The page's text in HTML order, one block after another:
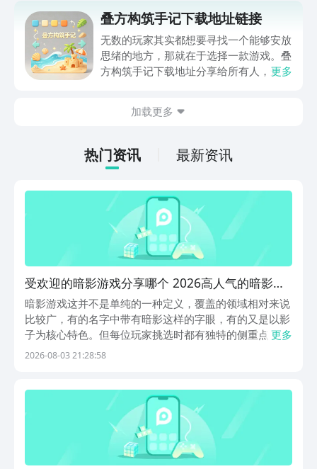
关链接，在最近这款游戏的热度非常之
高，无论是先进前卫的背景设定，还是紧
张有趣的战斗玩法，都吸引着不少同学的
关注，你是否也想要提前进行预约，方便
叠方构筑手记下载地址链接
无数的玩家其实都想要寻找一个能够安放
思绪的地方，那就在于选择一款游戏。叠
方构筑手记下载地址分享给所有人，这一
情。如果大家想要下载这款游戏，其实方
下游戏的主要乐趣吧。
更多
加载更多
热门资讯 最新资讯
受欢迎的暗影游戏分享哪个 2026高人气的暗影手
游安卓下载推荐
暗影游戏这并不是单纯的一种定义，覆盖的领域相对来说
比较广，有的名字中带有暗影这样的字眼，有的又是以影
子为核心特色。但每位玩家挑选时都有独特的侧重点，有
的人看重的是画面，有的人看重的是背景故事。感兴趣的
领...
更多
2026-08-03 21:28:58